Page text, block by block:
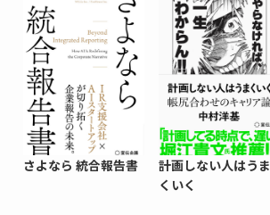
さよなら 統合報告書
計画しない人はうま
くいく